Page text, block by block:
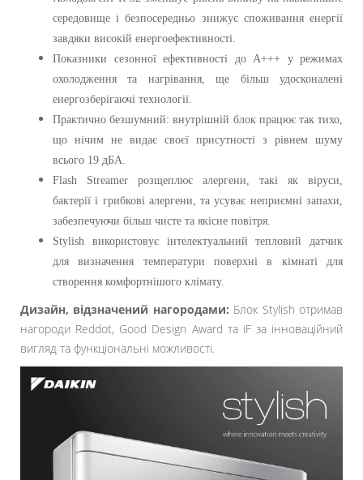
середовище і безпосередньо знижує споживання енергії
завдяки високій енергоефективності.
Показники сезонної ефективності до A+++ у режимах
охолодження та нагрівання, ще більш удосконалені
енергозберігаючі технології.
Практично безшумний: внутрішній блок працює так тихо,
що нічим не видає своєї присутності з рівнем шуму
всього 19 дБА.
Flash Streamer розщеплює алергени, такі як віруси,
бактерії і грибкові алергени, та усуває неприємні запахи,
забезпечуючи більш чисте та якісне повітря.
Stylish використовує інтелектуальний тепловий датчик
для визначення температури поверхні в кімнаті для
створення комфортнішого клімату.
Дизайн, відзначений нагородами: Блок Stylish отримав
нагороди Reddot, Good Design Award та iF за інноваційний
вигляд та функціональні можливості.